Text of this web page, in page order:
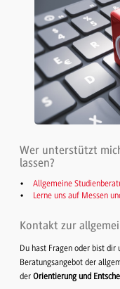
Wer unterstützt
lassen?
Allgemeine
Lerne uns auf Messen
Kontakt zur
Du hast Fragen oder bist dir
Beratungsangebot der
der Orientierung und